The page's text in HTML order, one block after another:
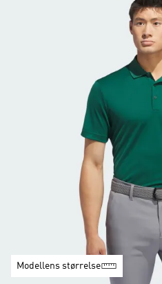
Modellens størrelse